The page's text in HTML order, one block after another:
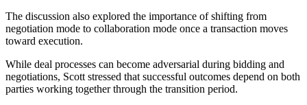
The discussion also explored the importance of shifting from
negotiation mode to collaboration mode once a transaction moves
toward execution.
While deal processes can become adversarial during bidding and
negotiations, Scott stressed that successful outcomes depend on both
parties working together through the transition period.